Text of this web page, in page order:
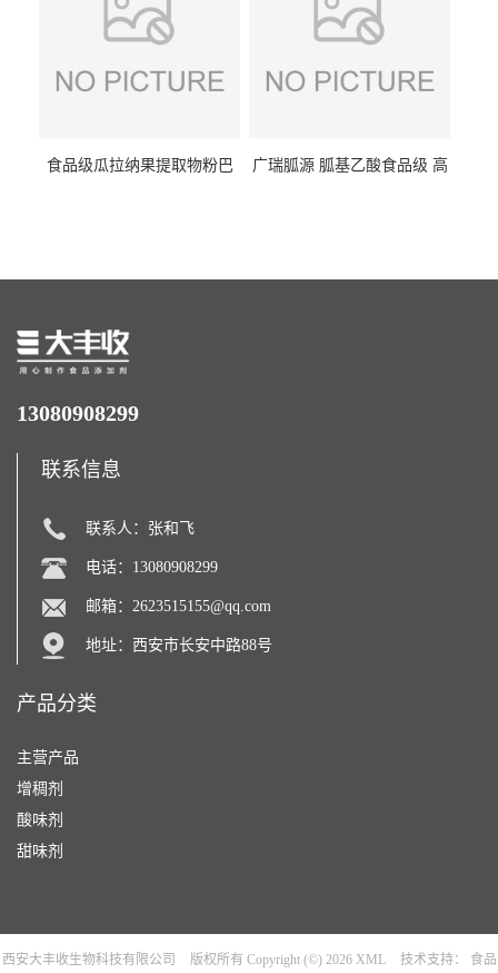
食品级瓜拉纳果提取物粉巴
广瑞胍源 胍基乙酸食品级 高
13080908299
联系信息
联系人：张和飞
电话：13080908299
邮箱： 2623515155@qq.com
地址：西安市长安中路88号
产品分类
主营产品
增稠剂
酸味剂
甜味剂
西安大丰收生物科技有限公司 版权所有 Copyright (©) 2026 XML 技术支持： 食品